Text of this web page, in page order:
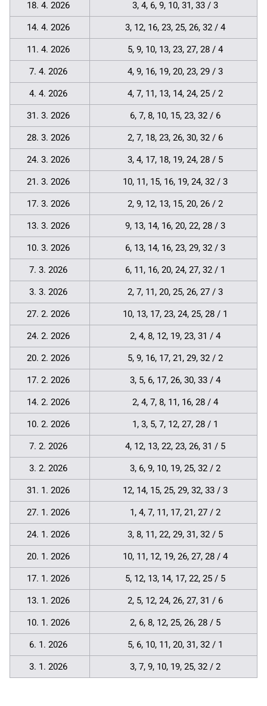
18. 4. 2026 3, 4, 6, 9, 10, 31, 33 / 3
14. 4. 2026 3, 12, 16, 23, 25, 26, 32 / 4
11. 4. 2026 5, 9, 10, 13, 23, 27, 28 / 4
7. 4. 2026 4, 9, 16, 19, 20, 23, 29 / 3
4. 4. 2026 4, 7, 11, 13, 14, 24, 25 / 2
31. 3. 2026 6, 7, 8, 10, 15, 23, 32 / 6
28. 3. 2026 2, 7, 18, 23, 26, 30, 32 / 6
24. 3. 2026 3, 4, 17, 18, 19, 24, 28 / 5
21. 3. 2026 10, 11, 15, 16, 19, 24, 32 / 3
17. 3. 2026 2, 9, 12, 13, 15, 20, 26 / 2
13. 3. 2026 9, 13, 14, 16, 20, 22, 28 / 3
10. 3. 2026 6, 13, 14, 16, 23, 29, 32 / 3
7. 3. 2026 6, 11, 16, 20, 24, 27, 32 / 1
3. 3. 2026 2, 7, 11, 20, 25, 26, 27 / 3
27. 2. 2026 10, 13, 17, 23, 24, 25, 28 / 1
24. 2. 2026 2, 4, 8, 12, 19, 23, 31 / 4
20. 2. 2026 5, 9, 16, 17, 21, 29, 32 / 2
17. 2. 2026 3, 5, 6, 17, 26, 30, 33 / 4
14. 2. 2026 2, 4, 7, 8, 11, 16, 28 / 4
10. 2. 2026 1, 3, 5, 7, 12, 27, 28 / 1
7. 2. 2026 4, 12, 13, 22, 23, 26, 31 / 5
3. 2. 2026 3, 6, 9, 10, 19, 25, 32 / 2
31. 1. 2026 12, 14, 15, 25, 29, 32, 33 / 3
27. 1. 2026 1, 4, 7, 11, 17, 21, 27 / 2
24. 1. 2026 3, 8, 11, 22, 29, 31, 32 / 5
20. 1. 2026 10, 11, 12, 19, 26, 27, 28 / 4
17. 1. 2026 5, 12, 13, 14, 17, 22, 25 / 5
13. 1. 2026 2, 5, 12, 24, 26, 27, 31 / 6
10. 1. 2026 2, 6, 8, 12, 25, 26, 28 / 5
6. 1. 2026 5, 6, 10, 11, 20, 31, 32 / 1
3. 1. 2026 3, 7, 9, 10, 19, 25, 32 / 2